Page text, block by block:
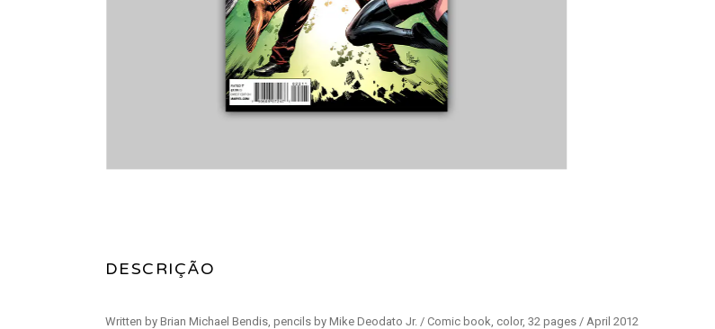
DESCRIÇÃO
Written by Brian Michael Bendis, pencils by Mike Deodato Jr. / Comic book, color, 32 pages / April 2012